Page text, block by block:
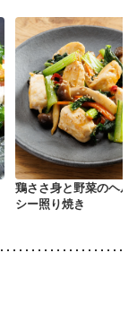
鶏ささ身と野菜のヘル
シー照り焼き